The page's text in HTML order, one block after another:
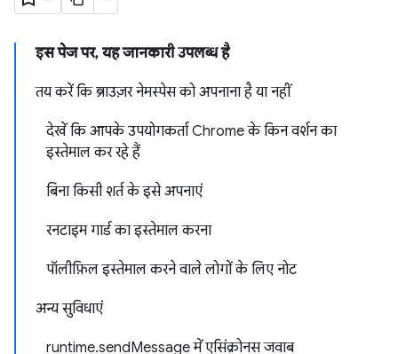
इस पेज पर, यह जानकारी उपलब्ध है
तय करें कि ब्राउज़र नेमस्पेस को अपनाना है या नहीं
देखें कि आपके उपयोगकर्ता Chrome के किन वर्शन का
इस्तेमाल कर रहे हैं
बिना किसी शर्त के इसे अपनाएं
रनटाइम गार्ड का इस्तेमाल करना
पॉलीफ़िल इस्तेमाल करने वाले लोगों के लिए नोट
अन्य सुविधाएं
runtime.sendMessage में एसिंक्रोनस जवाब